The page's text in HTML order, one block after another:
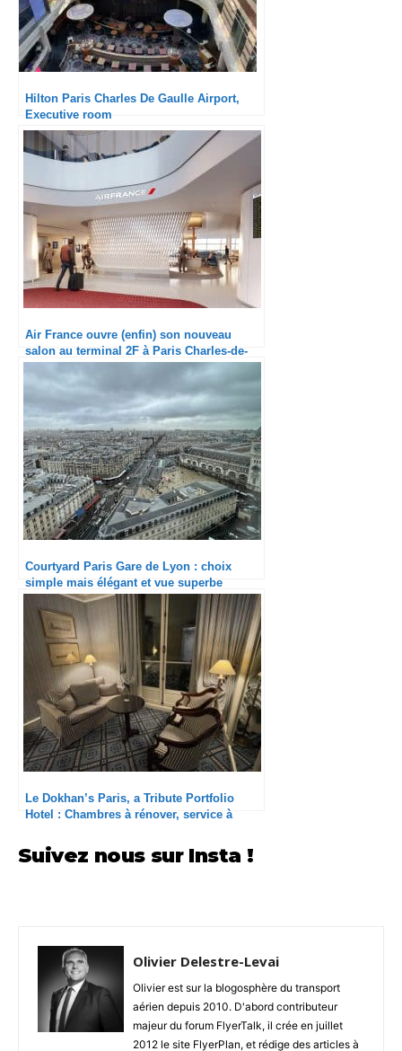
Hilton Paris Charles De Gaulle Airport,
Executive room
Air France ouvre (enfin) son nouveau
salon au terminal 2F à Paris Charles-de-
Gaulle
Courtyard Paris Gare de Lyon : choix
simple mais élégant et vue superbe
Le Dokhan’s Paris, a Tribute Portfolio
Hotel : Chambres à rénover, service à
Suivez nous sur Insta !
Olivier Delestre-Levai
Olivier est sur la blogosphère du transport
aérien depuis 2010. D'abord contributeur
majeur du forum FlyerTalk, il crée en juillet
2012 le site FlyerPlan, et rédige des articles à